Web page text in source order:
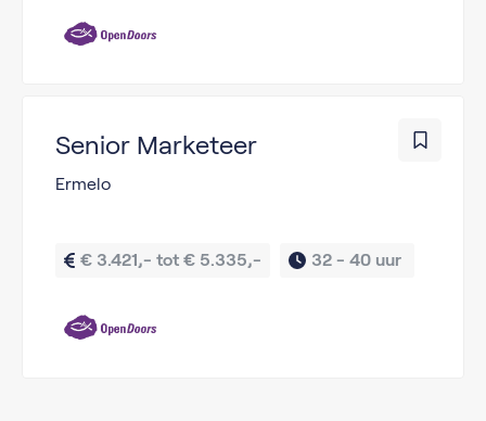
Senior Marketeer
Ermelo
€ 3.421,- tot € 5.335,- 32 - 40 uur